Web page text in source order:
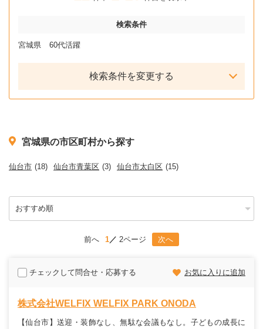
検索条件
宮城県 60代活躍
検索条件を変更する
宮城県の市区町村から探す
仙台市 (18) 仙台市青葉区 (3) 仙台市太白区 (15)
前へ 1 2ページ 次へ
チェックして問合せ・応募する お気に入りに追加
株式会社WELFIX WELFIX PARK ONODA
【仙台市】送迎・装飾なし、無駄な会議もなし。子どもの成長に